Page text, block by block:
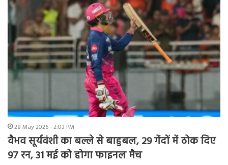
28 May 2026 - 2:03 PM
वैभव सूर्यवंशी का बल्ले से बाहुबल, 29 गेंदों में ठोक दिए
97 रन, 31 मई को होगा फाइनल मैच